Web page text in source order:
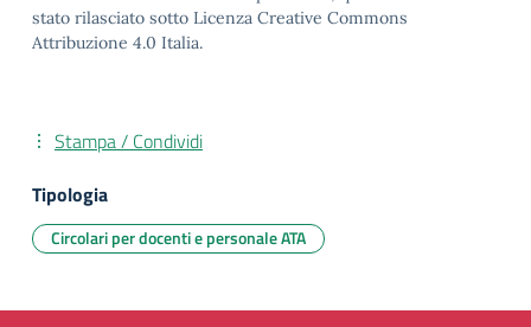
stato rilasciato sotto Licenza Creative Commons
Attribuzione 4.0 Italia.
Stampa / Condividi
Tipologia
Circolari per docenti e personale ATA